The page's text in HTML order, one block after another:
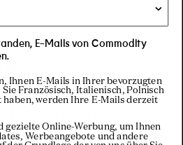
ODER
beschädigten
uns bitte
Tagen nach Erhalt
um eine Erstattung
E-Mails von Commodity
Ihnen E-Mails in Ihrer bevorzugten
Französisch, Italienisch, Polnisch
haben, werden Ihre E-Mails derzeit
gezielte Online-Werbung, um Ihnen
Werbeangebote und andere